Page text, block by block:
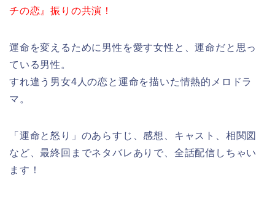
チの恋』振りの共演！
運命を変えるために男性を愛す女性と、運命だと思っ
ている男性。
すれ違う男女4人の恋と運命を描いた情熱的メロドラ
マ。
「運命と怒り」のあらすじ、感想、キャスト、相関図
など、最終回までネタバレありで、全話配信しちゃい
ます！